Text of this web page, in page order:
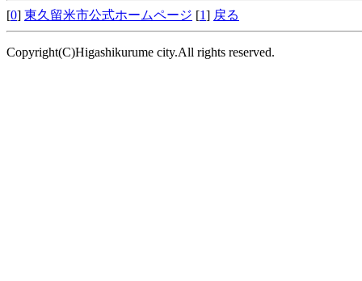
[0] 東久留米市公式ホームページ [1] 戻る
Copyright(C)Higashikurume city.All rights reserved.